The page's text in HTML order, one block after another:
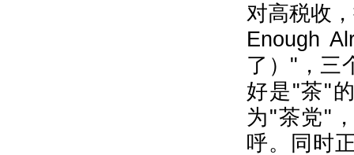
对高税收
Enough
了）"，三
好是"茶"
为"茶党"
呼。同时